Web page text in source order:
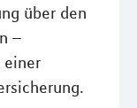
über den
–
einer